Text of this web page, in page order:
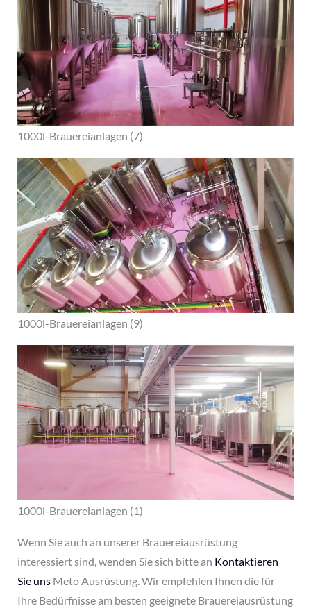
1000l-Brauereianlagen (7)
1000l-Brauereianlagen (9)
1000l-Brauereianlagen (1)
Wenn Sie auch an unserer Brauereiausrüstung
interessiert sind, wenden Sie sich bitte an Kontaktieren
Sie unsMeto Ausrüstung. Wir empfehlen Ihnen die für
Ihre Bedürfnisse am besten geeignete Brauereiausrüstung